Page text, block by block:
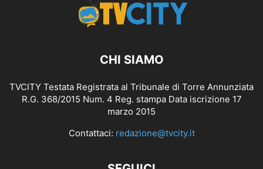
CHI SIAMO
TVCITY Testata Registrata al Tribunale di Torre Annunziata
R.G. 368/2015 Num. 4 Reg. stampa Data iscrizione 17
marzo 2015
Contattaci: redazione@tvcity.it